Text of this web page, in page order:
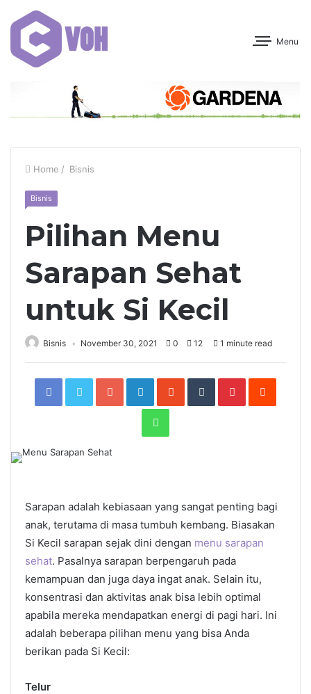
Menu
Home / Bisnis
Bisnis
Pilihan Menu
Sarapan Sehat
untuk Si Kecil
Bisnis November 30, 2021 0 12 1 minute read
FacebookTwitterGoogle+LinkedInStumbleUpon
TumblrPinterestReddit
WhatsApp
Sarapan adalah kebiasaan yang sangat penting bagi
anak, terutama di masa tumbuh kembang. Biasakan
Si Kecil sarapan sejak dini dengan menu sarapan
sehat. Pasalnya sarapan berpengaruh pada
kemampuan dan juga daya ingat anak. Selain itu,
konsentrasi dan aktivitas anak bisa lebih optimal
apabila mereka mendapatkan energi di pagi hari. Ini
adalah beberapa pilihan menu yang bisa Anda
berikan pada Si Kecil:
Telur